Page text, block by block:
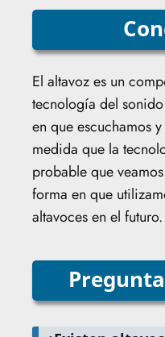
El altavoz es un
tecnología del
en que escuchamos
medida que la
probable que
forma en que
altavoces en el futuro.